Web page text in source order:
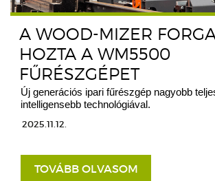
A WOOD-MIZER
HOZTA A WM5500
FŰRÉSZGÉPET
Új generációs ipari fűrészgép nagyobb
intelligensebb technológiával.
2025.11.12.
TOVÁBB OLVASOM